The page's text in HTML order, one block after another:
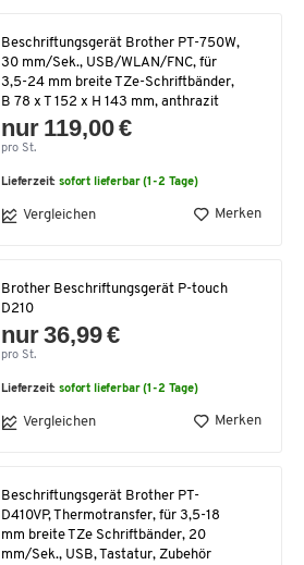
Beschriftungsgerät Brother PT-750W,
30 mm/Sek., USB/WLAN/FNC, für
3,5-24 mm breite TZe-Schriftbänder,
B 78 x T 152 x H 143 mm, anthrazit
nur 119,00 €
pro St.
Lieferzeit:sofort lieferbar (1-2 Tage)
Vergleichen Merken
Brother Beschriftungsgerät P-touch
D210
nur 36,99 €
pro St.
Lieferzeit:sofort lieferbar (1-2 Tage)
Vergleichen Merken
Beschriftungsgerät Brother PT-
D410VP, Thermotransfer, für 3,5-18
mm breite TZe Schriftbänder, 20
mm/Sek., USB, Tastatur, Zubehör